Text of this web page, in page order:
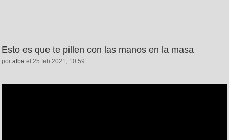
Esto es que te pillen con las manos en la masa
por alba el 25 feb 2021, 10:59